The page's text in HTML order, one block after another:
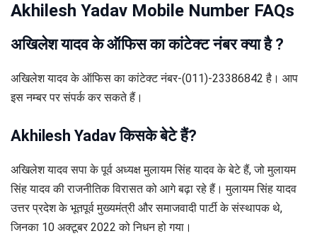
Akhilesh Yadav Mobile Number FAQs
अखिलेश यादव के ऑफिस का कांटेक्ट नंबर क्या है ?
अखिलेश यादव के ऑफिस का कांटेक्ट नंबर-(011)-23386842 है। आप
इस नम्बर पर संपर्क कर सकते हैं।
Akhilesh Yadav किसके बेटे हैं?
अखिलेश यादव सपा के पूर्व अध्यक्ष मुलायम सिंह यादव के बेटे हैं, जो मुलायम
सिंह यादव की राजनीतिक विरासत को आगे बढ़ा रहे हैं। मुलायम सिंह यादव
उत्तर प्रदेश के भूतपूर्व मुख्यमंत्री और समाजवादी पार्टी के संस्थापक थे,
जिनका 10 अक्टूबर 2022 को निधन हो गया।